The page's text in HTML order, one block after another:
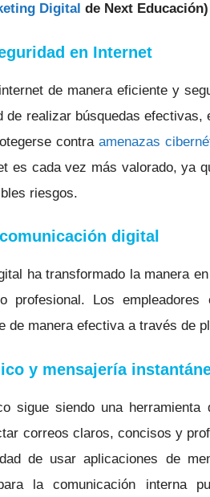
Digital de Next Educación)
en Internet
de manera eficiente y
de realizar búsquedas
contra amenazas
es cada vez más valorado, ya
riesgos.
digital
ha transformado la manera
profesional. Los
de manera efectiva a través de
y mensajería
sigue siendo una
correos claros, concisos y
de usar aplicaciones de
la comunicación interna